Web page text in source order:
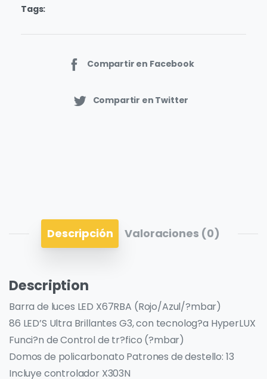
Tags:
Compartir en Facebook
Compartir en Twitter
Descripción Valoraciones (0)
Description
Barra de luces LED X67RBA (Rojo/Azul/?mbar)
86 LED’S Ultra Brillantes G3, con tecnolog?a HyperLUX
Funci?n de Control de tr?fico (?mbar)
Domos de policarbonato Patrones de destello: 13
Incluye controlador X303N